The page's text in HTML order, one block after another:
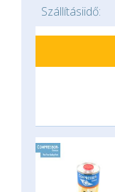
Szállításiidő: